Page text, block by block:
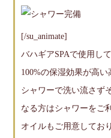
[/su_animate]
バハギアSPAで使用し
100%の保湿効果が高い
シャワーで洗い流さず
なる方はシャワーをご
オイルもご用意してお